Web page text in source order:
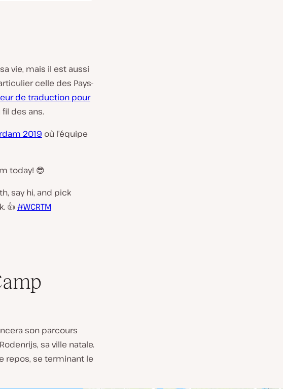
vie, mais il est aussi
celle des Pays-
de traduction pour
des ans.
2019 où l’équipe
today! 😎
say hi, and pick
👍 #WCRTM
son parcours
sa ville natale.
repos, se terminant le